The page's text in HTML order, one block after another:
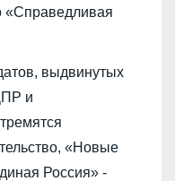
выдвинутых
и
«Новые
Россия» -